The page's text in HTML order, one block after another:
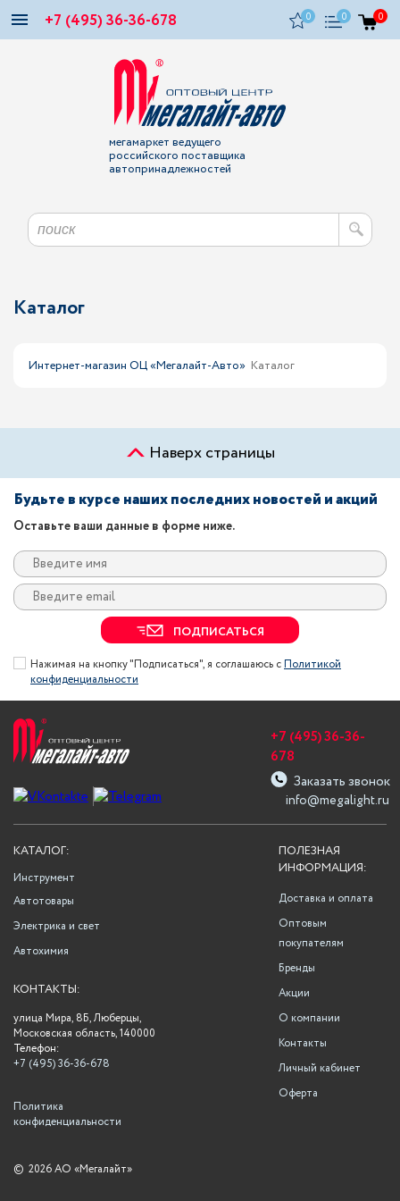
+7 (495) 36-36-678 0 0 0
мегамаркет ведущего
российского поставщика
автопринадлежностей
Каталог
Интернет-магазин ОЦ «Мегалайт-Авто» Каталог
Наверх страницы
Будьте в курсе наших последних новостей и акций
Оставьте ваши данные в форме ниже.
ПОДПИСАТЬСЯ
Нажимая на кнопку "Подписаться", я соглашаюсь сПолитикой
конфиденциальности
info@megalight.ru
+7 (495) 36-36-
678
Заказать звонок
ПОЛЕЗНАЯ
ИНФОРМАЦИЯ:
Доставка и оплата
Оптовым
покупателям
Бренды
Акции
О компании
Контакты
Личный кабинет
Оферта
КАТАЛОГ:
Инструмент
Автотовары
Электрика и свет
Автохимия
КОНТАКТЫ:
улица Мира, 8Б, Люберцы,
Московская область, 140000
Телефон:
+7 (495) 36-36-678
Политика
конфиденциальности
© 2026 АО «Мегалайт»